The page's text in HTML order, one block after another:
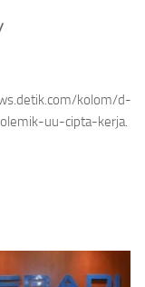
kolom/d-
uu-cipta-kerja.